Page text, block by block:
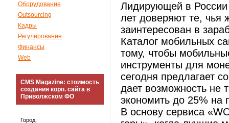
Оборудование
Outsourcing
Кадры
Регулирование
Финансы
Web
CMS Magazine: стоимость
создания корп. сайта в
Приволжском ФО
Город:
Лидирующей в России
лет доверяют те, чья
заинтересован в
Каталог мобильных
тому, чтобы
инструменты для
сегодня предлагает
дает возможность не
экономить до 25% на
В основу сервиса